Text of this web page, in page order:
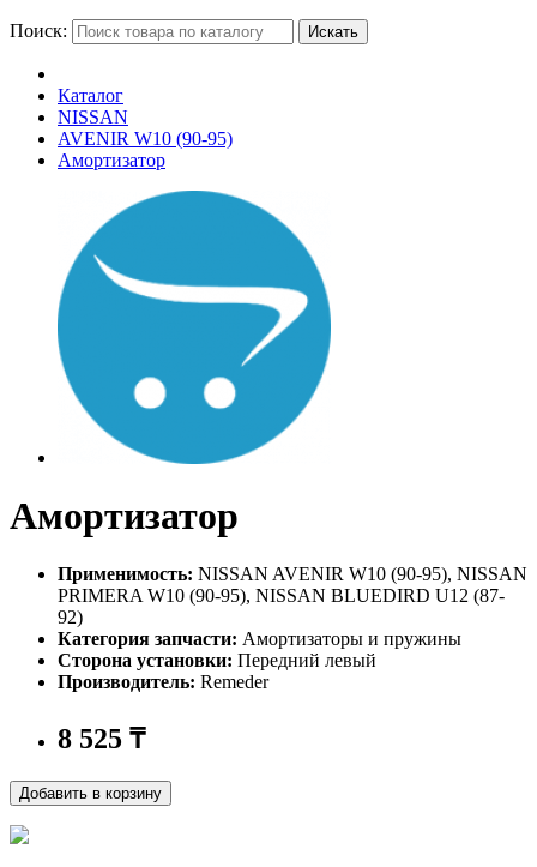
Поиск: Искать
Каталог
NISSAN
AVENIR W10 (90-95)
Амортизатор
Амортизатор
Применимость: NISSAN AVENIR W10 (90-95), NISSAN
PRIMERA W10 (90-95), NISSAN BLUEDIRD U12 (87-
92)
Категория запчасти: Амортизаторы и пружины
Сторона установки: Передний левый
Производитель: Remeder
8 525 ₸
Добавить в корзину